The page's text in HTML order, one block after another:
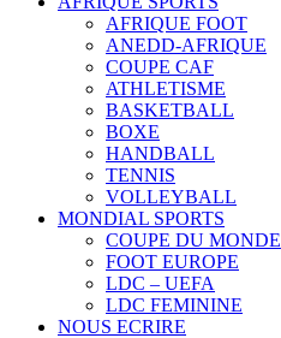
AFRIQUE FOOT
ANEDD-AFRIQUE
COUPE CAF
ATHLETISME
BASKETBALL
BOXE
HANDBALL
TENNIS
VOLLEYBALL
MONDIAL SPORTS
COUPE DU MONDE
FOOT EUROPE
LDC – UEFA
LDC FEMININE
NOUS ECRIRE